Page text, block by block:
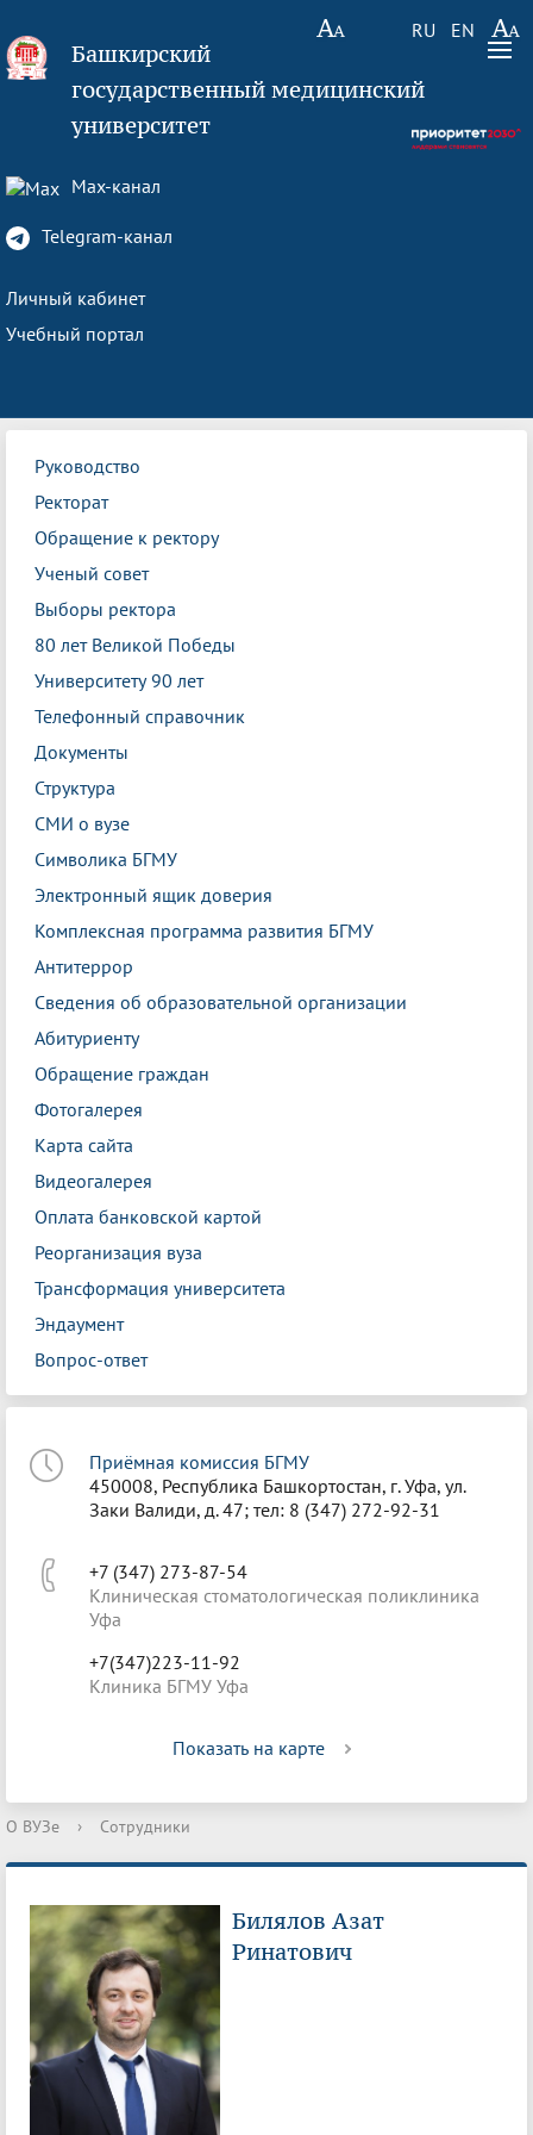
RU EN
Башкирский
государственный медицинский
университет
Max-канал
Telegram-канал
Личный кабинет
Учебный портал
Руководство
Ректорат
Обращение к ректору
Ученый совет
Выборы ректора
80 лет Великой Победы
Университету 90 лет
Телефонный справочник
Документы
Структура
СМИ о вузе
Символика БГМУ
Электронный ящик доверия
Комплексная программа развития БГМУ
Антитеррор
Сведения об образовательной организации
Абитуриенту
Обращение граждан
Фотогалерея
Карта сайта
Видеогалерея
Оплата банковской картой
Реорганизация вуза
Трансформация университета
Эндаумент
Вопрос-ответ
Приёмная комиссия БГМУ
450008, Республика Башкортостан, г. Уфа, ул.
Заки Валиди, д. 47; тел: 8 (347) 272-92-31
+7 (347) 273-87-54
Клиническая стоматологическая поликлиника
Уфа
+7(347)223-11-92
Клиника БГМУ Уфа
Показать на карте
О ВУЗе › Сотрудники
Билялов Азат
Ринатович